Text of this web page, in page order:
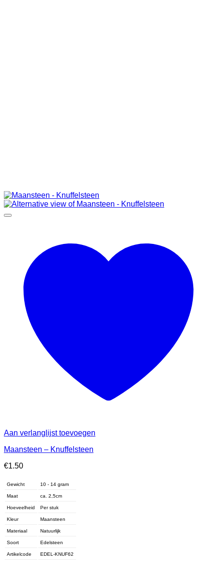
Aan verlanglijst toevoegen
Maansteen – Knuffelsteen
€1.50
Gewicht 10 - 14 gram
Maat ca. 2,5cm
Hoeveelheid Per stuk
Kleur Maansteen
Materiaal Natuurlijk
Soort Edelsteen
Artikelcode EDEL-KNUF62